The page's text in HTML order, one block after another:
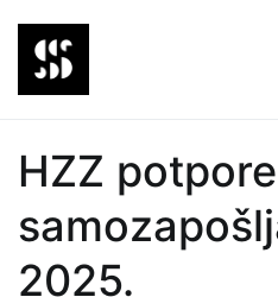
content
HZZ
2025.